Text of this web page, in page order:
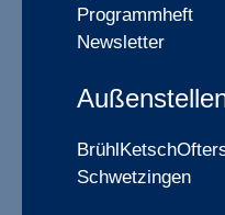
Programmheft
Newsletter
BrühlKetsch
Schwetzingen